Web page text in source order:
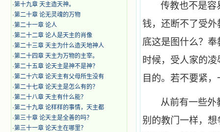
·第十九章 天主造天神。
·第二十章 论无灵魂的万物
·第二十一章 论人
·第二十二章 论人是天主的肖像
·第二十三章 天主为什么造天地神人
·第二十四章 天主为万物的主宰。
·第二十五章 论天主是神不是神？
·第二十六章 论天主有父母所生没有
·第二十七章 论天主是怎么有的？
·第二十八章 天主有什么能？
·第二十九章 论样样的事情，天主都
·第三十章 论天主是全善的吗？
·第三十一章 论天主在哪里？
传教也不是容
钱，还断不了受
底这是图什么？
时候，受人家的
目的。若不要紧
从前有一些外
别的教门一样，